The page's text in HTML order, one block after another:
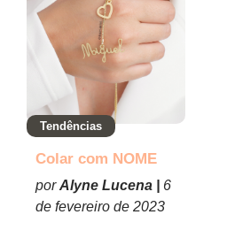
Tendências
Colar com NOME
porAlyne Lucena |
6
de fevereiro de 2023